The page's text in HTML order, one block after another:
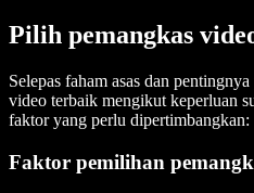
Pilih pemangkas
Selepas faham asas dan
video terbaik mengikut keperluan
faktor yang perlu dipertimbangkan:
Faktor pemilihan